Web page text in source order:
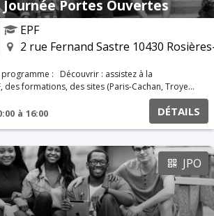
Journée Portes Ouvertes
EPF
2 rue Fernand Sastre 10430
: assistez à la
des formations, des sites (Paris-Cachan, Troyes,
des modalités d’admissions, de la
Avenir. Échanger : rencontrez
et administratives (international, stages,
les responsables des admissions.
votre rentrée en récupérant toutes les
(logements, aides au financement, etc.).
locaux avec les élèves de l’école.
à 16:00 DÉTAILS
JPO